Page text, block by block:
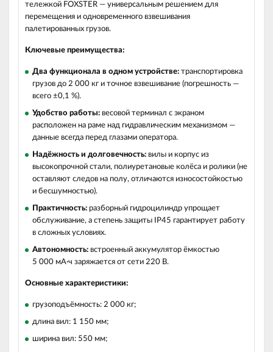
тележкой FOXSTER — универсальным решением для
перемещения и одновременного взвешивания
палетированных грузов.
Ключевые преимущества:
Два функционала в одном устройстве: транспортировка
грузов до 2 000 кг и точное взвешивание (погрешность —
всего ±0,1 %).
Удобство работы: весовой терминал с экраном
расположен на раме над гидравлическим механизмом —
данные всегда перед глазами оператора.
Надёжность и долговечность: вилы и корпус из
высокопрочной стали, полиуретановые колёса и ролики (не
оставляют следов на полу, отличаются износостойкостью
и бесшумностью).
Практичность: разборный гидроцилиндр упрощает
обслуживание, а степень защиты IP45 гарантирует работу
в сложных условиях.
Автономность: встроенный аккумулятор ёмкостью
5 000 мА·ч заряжается от сети 220 В.
Основные характеристики:
грузоподъёмность: 2 000 кг;
длина вил: 1 150 мм;
ширина вил: 550 мм;